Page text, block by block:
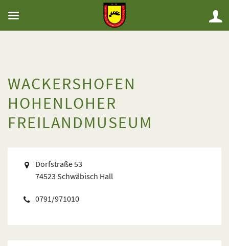
WACKERSHOFEN
HOHENLOHER
FREILANDMUSEUM
Dorfstraße 53
74523 Schwäbisch Hall
0791/971010